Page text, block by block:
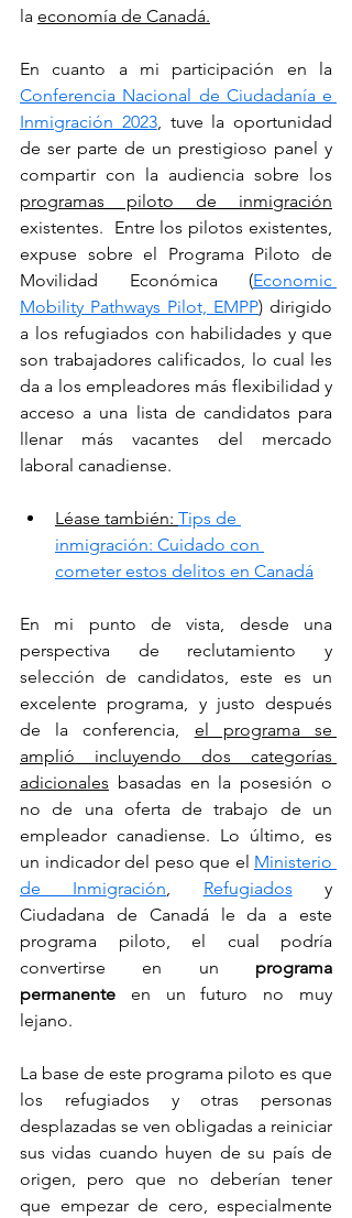
la economía de Canadá.
Conferencia Nacional de Ciudadanía e
Inmigración 2023, tuve la oportunidad
de ser parte de un prestigioso panel y
programas piloto de inmigración
existentes.  Entre los pilotos existentes,
expuse sobre el Programa Piloto de
Movilidad Económica (Economic
Mobility Pathways Pilot, EMPP) dirigido
a los refugiados con habilidades y que
son trabajadores calificados, lo cual les
da a los empleadores más flexibilidad y
acceso a una lista de candidatos para
llenar más vacantes del mercado
laboral canadiense.
Léase también: Tips de
inmigración: Cuidado con
cometer estos delitos en Canadá
En mi punto de vista, desde una
perspectiva de reclutamiento y
selección de candidatos, este es un
excelente programa, y justo después
de la conferencia, el programa se
amplió incluyendo dos categorías
adicionales basadas en la posesión o
no de una oferta de trabajo de un
empleador canadiense. Lo último, es
un indicador del peso que el Ministerio
de Inmigración, Refugiados y
Ciudadana de Canadá le da a este
programa piloto, el cual podría
convertirse en un programa
permanente en un futuro no muy
lejano.
La base de este programa piloto es que
los refugiados y otras personas
desplazadas se ven obligadas a reiniciar
sus vidas cuando huyen de su país de
origen, pero que no deberían tener
que empezar de cero, especialmente